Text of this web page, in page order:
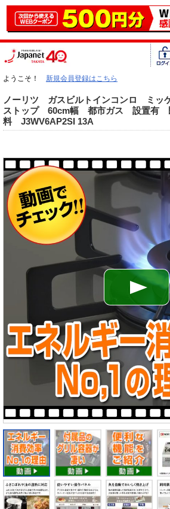
ようこそ！ 新規会員登録はこちら
ノーリツ ガスビルトインコンロ ミッ
ストップ 60cm幅 都市ガス 設置有
料 J3WV6AP2SI 13A